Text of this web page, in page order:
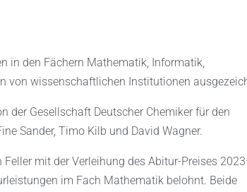
in den Fächern Mathematik, Informatik,
von wissenschaftlichen Institutionen
der Gesellschaft Deutscher Chemiker für den
Sander, Timo Kilb und David Wagner.
mit der Verleihung des Abitur-Preises
im Fach Mathematik belohnt. Beide